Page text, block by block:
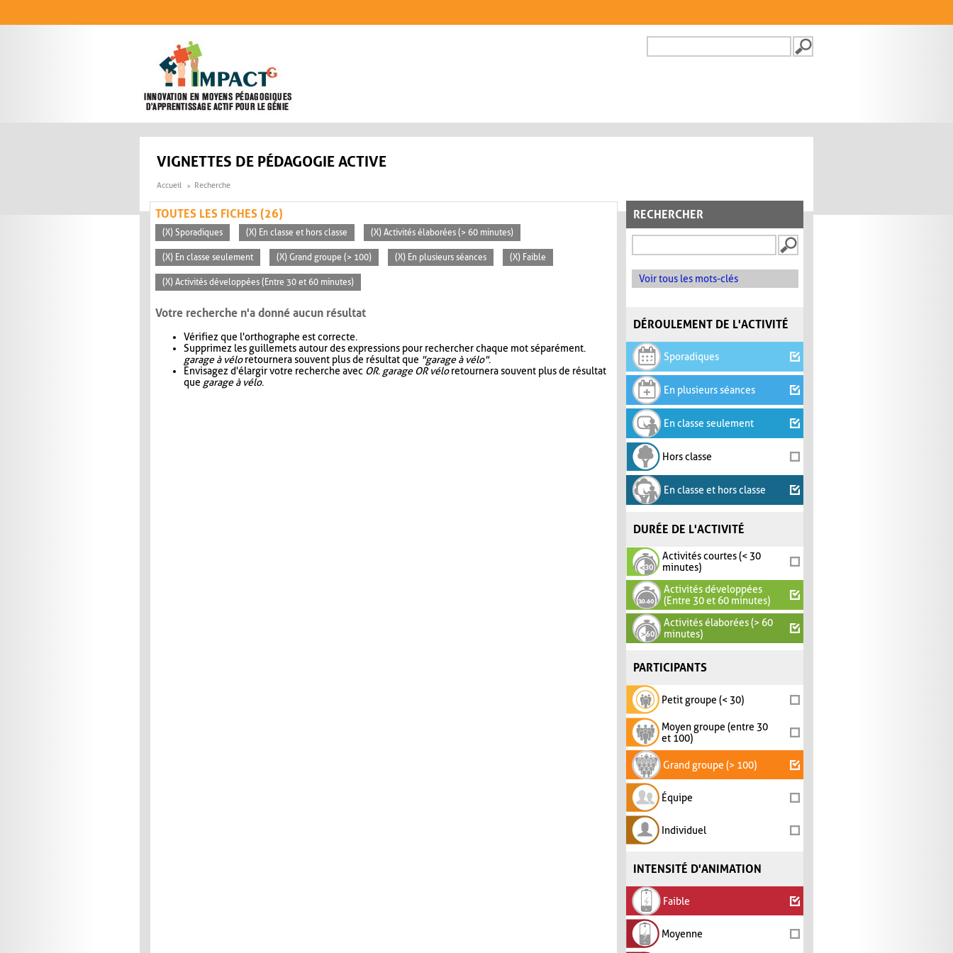
FORMULAIRE DE
VIGNETTES DE PÉDAGOGIE ACTIVE
Accueil Recherche
RECHERCHER
Voir tous les mots-clés
DÉROULEMENT DE L'ACTIVITÉ
Sporadiques
En plusieurs séances
En classe seulement
Hors classe
En classe et hors classe
DURÉE DE L'ACTIVITÉ
Activités courtes (< 30
minutes)
Activités développées
(Entre 30 et 60 minutes)
Activités élaborées (> 60
minutes)
PARTICIPANTS
Petit groupe (< 30)
Moyen groupe (entre 30
et 100)
Grand groupe (> 100)
Équipe
Individuel
INTENSITÉ D'ANIMATION
Faible
Moyenne
TOUTES LES FICHES (26)
(X) Sporadiques (X) En classe et hors classe (X) Activités élaborées (> 60 minutes)
(X) En classe seulement (X) Grand groupe (> 100) (X) En plusieurs séances (X) Faible
(X) Activités développées (Entre 30 et 60 minutes)
Votre recherche n'a donné aucun résultat
Vérifiez que l'orthographe est correcte.
Supprimez les guillemets autour des expressions pour rechercher chaque mot séparément.
garage à véloretournera souvent plus de résultat que "garage à vélo".
Envisagez d'élargir votre recherche avec OR. garage OR véloretournera souvent plus de résultat
que garage à vélo.